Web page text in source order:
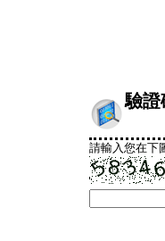
驗證
請輸入您在下